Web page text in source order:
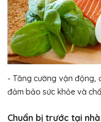
- Tăng cường vận động,
đảm bảo sức khỏe và
Chuẩn bị trước tại nhà